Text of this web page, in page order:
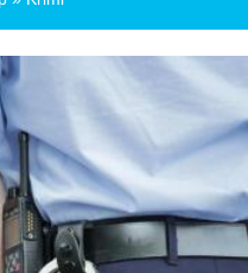
ki magukat: öten
milliós csalási